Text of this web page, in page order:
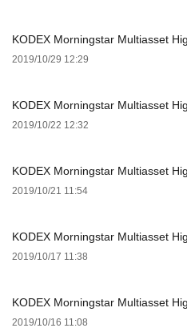
KODEX Morningstar Multiasset
2019/10/29 12:29
KODEX Morningstar Multiasset
2019/10/22 12:32
KODEX Morningstar Multiasset
2019/10/21 11:54
KODEX Morningstar Multiasset
2019/10/17 11:38
KODEX Morningstar Multiasset
2019/10/16 11:08